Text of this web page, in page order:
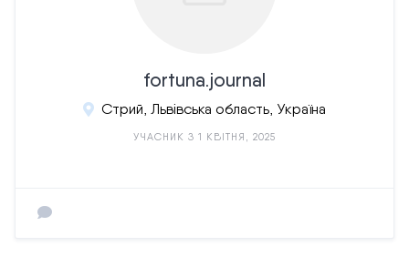
fortuna.journal
Стрий, Львівська область, Україна
УЧАСНИК З 1 КВІТНЯ, 2025